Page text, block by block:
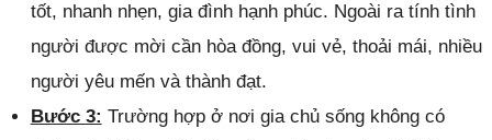
tốt, nhanh nhẹn, gia đình hạnh phúc. Ngoài ra tính tình
người được mời cần hòa đồng, vui vẻ, thoải mái, nhiều
người yêu mến và thành đạt.
Bước 3: Trường hợp ở nơi gia chủ sống không có